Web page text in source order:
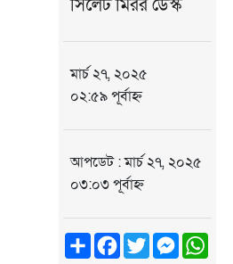
সিলেট মিরর ডেস্ক
মার্চ ২৭, ২০২৫
০২:৫৯ পূর্বাহ্ন
আপডেট : মার্চ ২৭, ২০২৫
০৩:০৩ পূর্বাহ্ন
ShareFacebook
Twitter